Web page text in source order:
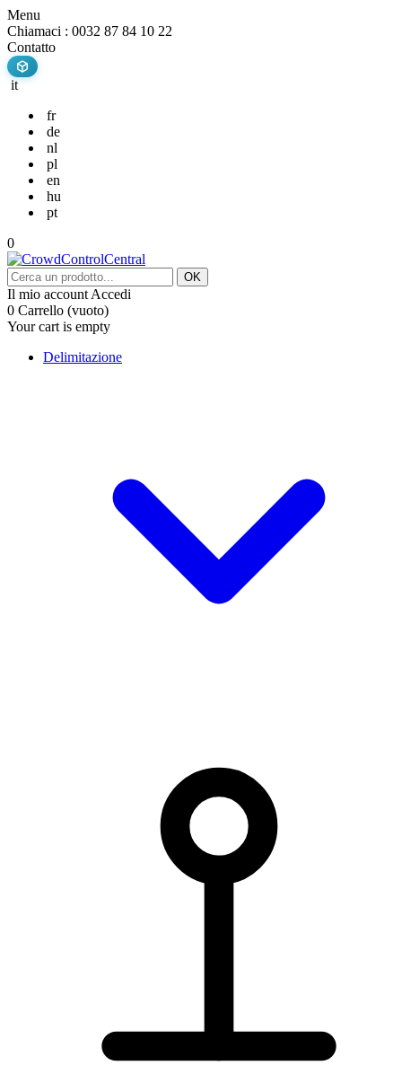
Menu
Chiamaci : 0032 87 84 10 22
Contatto
it
fr
de
nl
pl
en
hu
pt
0
OK
Il mio account Accedi
0 Carrello (vuoto)
Your cart is empty
Delimitazione